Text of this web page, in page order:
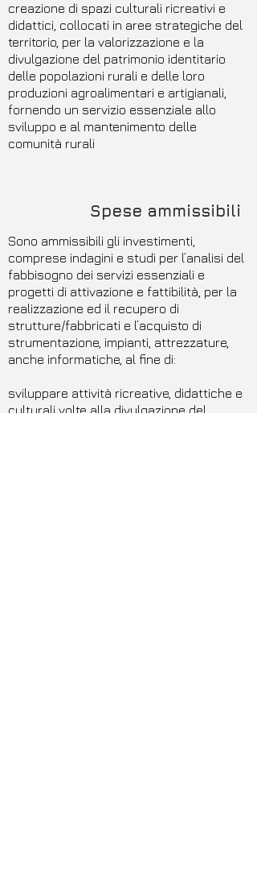
creazione di spazi culturali ricreativi e
didattici, collocati in aree strategiche del
territorio, per la valorizzazione e la
divulgazione del patrimonio identitario
delle popolazioni rurali e delle loro
produzioni agroalimentari e artigianali,
fornendo un servizio essenziale allo
sviluppo e al mantenimento delle
comunità rurali
Spese ammissibili
Sono ammissibili gli investimenti,
comprese indagini e studi per l’analisi del
fabbisogno dei servizi essenziali e
progetti di attivazione e fattibilità, per la
realizzazione ed il recupero di
strutture/fabbricati e l’acquisto di
strumentazione, impianti, attrezzature,
anche informatiche, al fine di:
sviluppare attività ricreative, didattiche e
culturali volte alla divulgazione del